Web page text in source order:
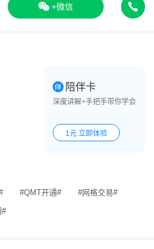
+微信
陪伴卡
深度讲解+手把手带你学会
1元 立即体验
#QMT开通# #网格交易#
#